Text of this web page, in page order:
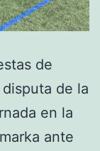
de
de la
en la
ante